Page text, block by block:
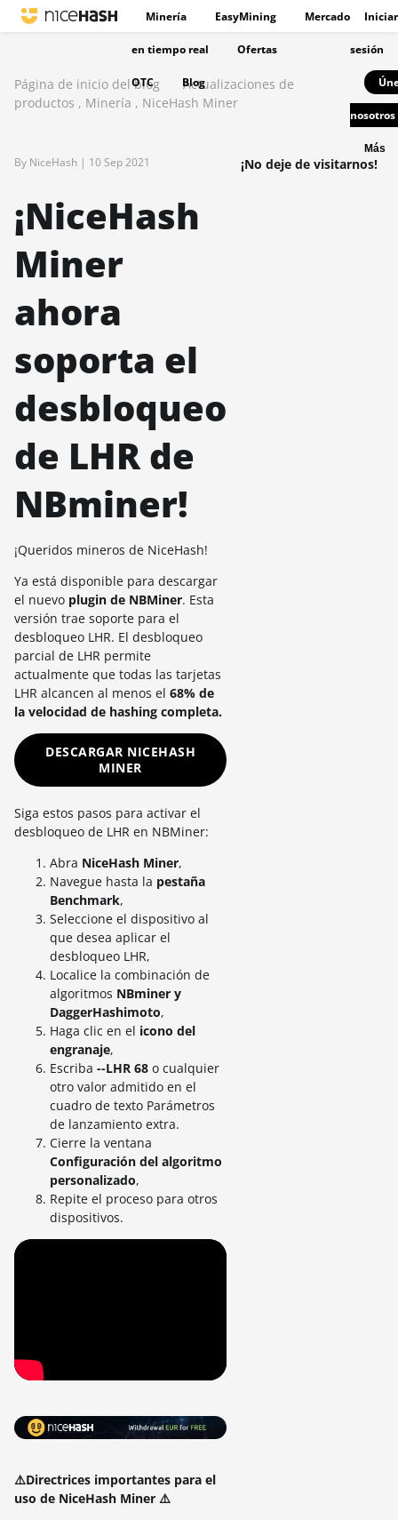
Minería EasyMining Mercado
en tiempo real Ofertas
OTC Blog
Iniciar
sesión
nosotros
Más
Página de inicio del blog
Actualizaciones de
productos , Minería , NiceHash Miner
By NiceHash | 10 Sep 2021
¡NiceHash
Miner
ahora
soporta el
desbloqueo
de LHR de
NBminer!
¡Queridos mineros de NiceHash!
Ya está disponible para descargar
el nuevo plugin de NBMiner. Esta
versión trae soporte para el
desbloqueo LHR. El desbloqueo
parcial de LHR permite
actualmente que todas las tarjetas
LHR alcancen al menos el 68% de
la velocidad de hashing completa.
DESCARGAR NICEHASH
MINER
Siga estos pasos para activar el
desbloqueo de LHR en NBMiner:
Abra NiceHash Miner,
Navegue hasta la pestaña
Benchmark,
Seleccione el dispositivo al
que desea aplicar el
desbloqueo LHR,
Localice la combinación de
algoritmos NBminer y
DaggerHashimoto,
Haga clic en el icono del
engranaje,
Escriba --LHR 68 o cualquier
otro valor admitido en el
cuadro de texto Parámetros
de lanzamiento extra.
Cierre la ventana
Configuración del algoritmo
personalizado,
Repite el proceso para otros
dispositivos.
⚠️Directrices importantes para el
uso de NiceHash Miner ⚠️
¡No deje de visitarnos!